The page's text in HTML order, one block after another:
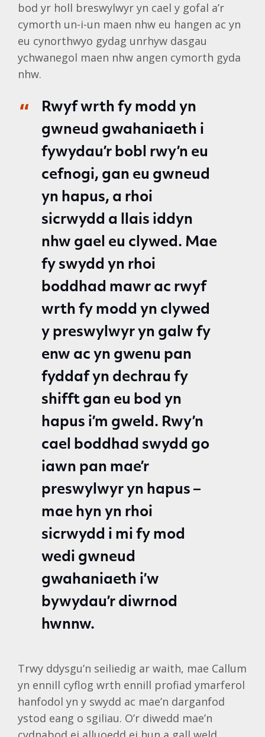
bod yr holl breswylwyr yn cael y gofal a’r
cymorth un-i-un maen nhw eu hangen ac yn
eu cynorthwyo gydag unrhyw dasgau
ychwanegol maen nhw angen cymorth gyda
nhw.
Rwyf wrth fy modd yn
gwneud gwahaniaeth i
fywydau’r bobl rwy’n eu
cefnogi, gan eu gwneud
yn hapus, a rhoi
sicrwydd a llais iddyn
nhw gael eu clywed. Mae
fy swydd yn rhoi
boddhad mawr ac rwyf
wrth fy modd yn clywed
y preswylwyr yn galw fy
enw ac yn gwenu pan
fyddaf yn dechrau fy
shifft gan eu bod yn
hapus i’m gweld. Rwy’n
cael boddhad swydd go
iawn pan mae’r
preswylwyr yn hapus –
mae hyn yn rhoi
sicrwydd i mi fy mod
wedi gwneud
gwahaniaeth i’w
bywydau’r diwrnod
hwnnw.
Trwy ddysgu’n seiliedig ar waith, mae Callum
yn ennill cyflog wrth ennill profiad ymarferol
hanfodol yn y swydd ac mae’n darganfod
ystod eang o sgiliau. O’r diwedd mae’n